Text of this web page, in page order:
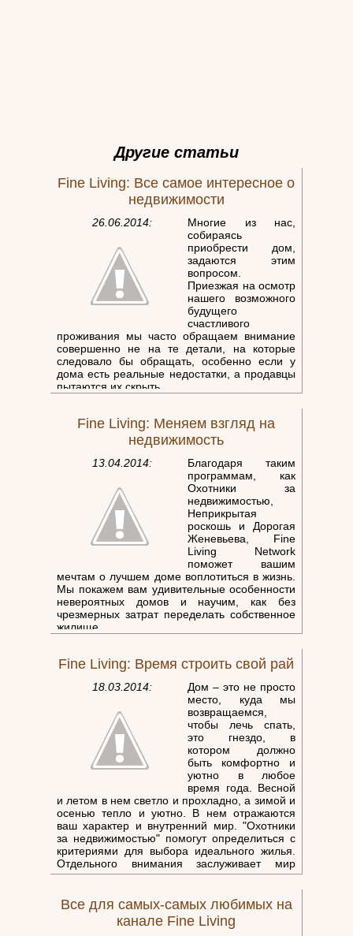
Другие статьи
Fine Living: Все самое интересное о
недвижимости
26.06.2014:
Многие из нас,
собираясь
приобрести дом,
задаются этим
вопросом.
Приезжая на осмотр
нашего возможного
будущего
счастливого
проживания мы часто обращаем внимание
совершенно не на те детали, на которые
следовало бы обращать, особенно если у
дома есть реальные недостатки, а продавцы
пытаются их скрыть.
ошибку всю жизнь? На что обращать
внимание, а что можно доделать самому? Об
этом и идёт речь в передаче "Охотники за
недвижимостью". Собственно, многие
передачи Fine Living расскажут о том, как
выбрать, cпроектировать, украсить или
отремонтировать дом!
Fine Living: Меняем взгляд на
недвижимость
13.04.2014:
Благодаря таким
программам, как
Охотники за
недвижимостью,
Неприкрытая
роскошь и Дорогая
Женевьева, Fine
Living Network
поможет вашим
мечтам о лучшем доме воплотиться в жизнь.
Мы покажем вам удивительные особенности
невероятных домов и научим, как без
чрезмерных затрат переделать собственное
жилище.
Fine Living: Время строить свой рай
18.03.2014:
Дом – это не просто
место, куда мы
возвращаемся,
чтобы лечь спать,
это гнездо, в
котором должно
быть комфортно и
уютно в любое
время года. Весной
и летом в нем светло и прохладно, а зимой и
осенью тепло и уютно. В нем отражаются
ваш характер и внутренний мир. "Охотники
за недвижимостью" помогут определиться с
критериями для выбора идеального жилья.
Отдельного внимания заслуживает мир
вокруг дома. Весна – лучшее время года
аккуратных клумб может поднять настроение
Все для самых-самых любимых на
канале Fine Living